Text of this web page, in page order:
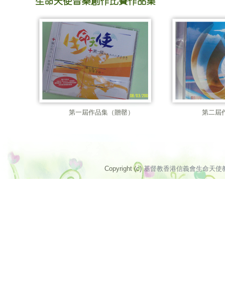
第一屆作品集（贈罄） 第二屆
Copyright (c)基督教香港信義會生命天使